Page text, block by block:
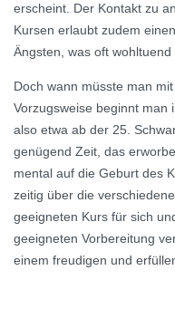
erscheint. Der Kontakt zu
Kursen erlaubt zudem
Ängsten, was oft wohltuend
Doch wann müsste man
Vorzugsweise beginnt man
also etwa ab der 25.
genügend Zeit, das
mental auf die Geburt des
zeitig über die
geeigneten Kurs für sich
geeigneten Vorbereitung
einem freudigen und